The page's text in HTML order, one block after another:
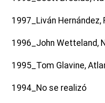
1997_Liván Hernández,
1996_John Wetteland,
1995_Tom Glavine,
1994_No se realizó